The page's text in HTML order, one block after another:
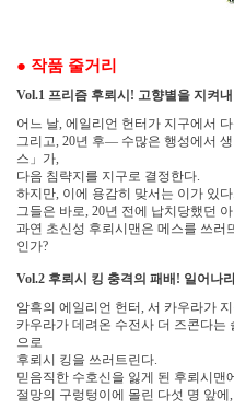
● 작품 줄거리
Vol.1 프리즘 후뢰시! 고향별을 지켜
어느 날, 에일리언 헌터가 지구에서
그리고, 20년 후― 수많은 행성에서
스 」 가,
다음 침략지를 지구로 결정한다.
하지만, 이에 용감히 맞서는 이가 있다
그들은 바로, 20년 전에 납치당했던
과연 초신성 후뢰시맨은 메스를 쓰러
인가?
Vol.2 후뢰시 킹 충격의 패배! 일어나
암흑의 에일리언 헌터, 서 카우라가
카우라가 데려온 수전사 더 즈콘다는
으로
후뢰시 킹을 쓰러트린다.
믿음직한 수호신을 잃게 된 후뢰시맨
절망의 구렁텅이에 몰린 다섯 명 앞에,